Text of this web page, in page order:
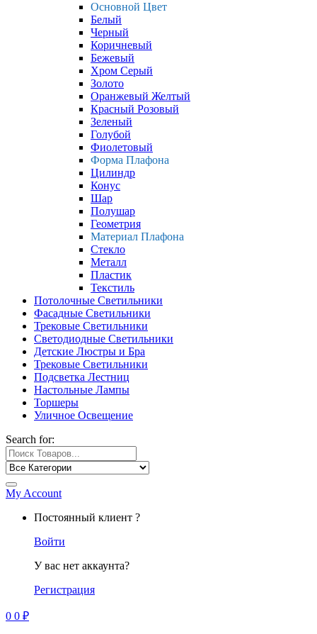
Основной Цвет
Белый
Черный
Коричневый
Бежевый
Хром Серый
Золото
Оранжевый Желтый
Красный Розовый
Зеленый
Голубой
Фиолетовый
Форма Плафона
Цилиндр
Конус
Шар
Полушар
Геометрия
Материал Плафона
Стекло
Металл
Пластик
Текстиль
Потолочные Светильники
Фасадные Светильники
Трековые Светильники
Светодиодные Светильники
Детские Люстры и Бра
Трековые Светильники
Подсветка Лестниц
Настольные Лампы
Торшеры
Уличное Освещение
Search for:
My Account
Постоянный клиент ?
Войти
У вас нет аккаунта?
Регистрация
0 0 ₽